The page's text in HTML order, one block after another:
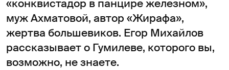
«конквистадор в панцире железном»,
муж Ахматовой, автор «Жирафа»,
жертва большевиков. Егор Михайлов
рассказывает о Гумилеве, которого вы,
возможно, не знаете.